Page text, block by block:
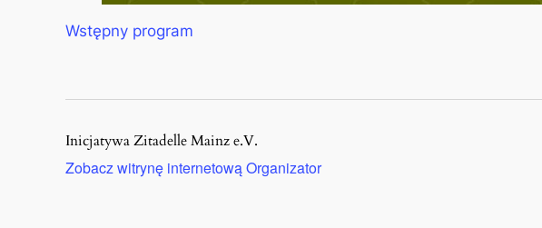
Wstępny program
Inicjatywa Zitadelle Mainz e.V.
Zobacz witrynę internetową Organizator